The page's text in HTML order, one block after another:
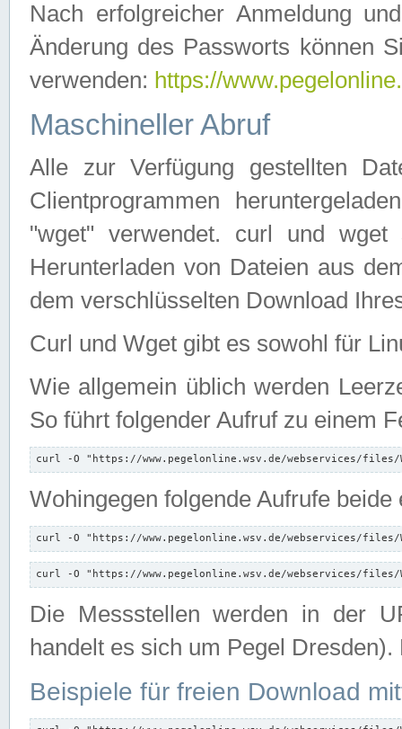
Nach erfolgreicher Anmeldung
Änderung des Passworts können
verwenden: https://
Maschineller Abruf
Alle zur Verfügung gestellten
Clientprogrammen
"wget" verwendet. curl und wget
Herunterladen von Dateien aus
dem verschlüsselten Download
Curl und Wget gibt es sowohl für
Wie allgemein üblich werden
So führt folgender Aufruf zu einem
curl -O "https://www.pegelonline.wsv.de/webservices/files/
Wohingegen folgende Aufrufe beide
curl -O "https://www.pegelonline.wsv.de/webservices/files/
curl -O "https://www.pegelonline.wsv.de/webservices/files/
Die Messstellen werden in der
handelt es sich um Pegel
Beispiele für freien Download